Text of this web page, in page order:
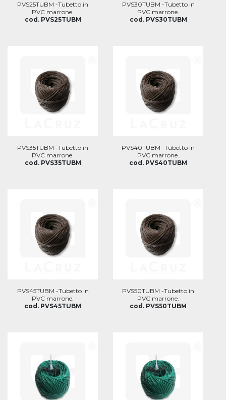
PVS25TUBM -Tubetto in
PVC marrone.
cod. PVS25TUBM
PVS30TUBM -Tubetto in
PVC marrone.
cod. PVS30TUBM
PVS35TUBM -Tubetto in
PVC marrone.
cod. PVS35TUBM
PVS40TUBM -Tubetto in
PVC marrone.
cod. PVS40TUBM
PVS45TUBM -Tubetto in
PVC marrone.
cod. PVS45TUBM
PVS50TUBM -Tubetto in
PVC marrone.
cod. PVS50TUBM